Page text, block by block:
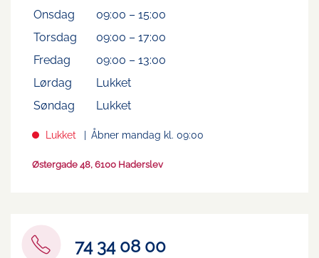
Onsdag
09:00 – 15:00
Torsdag
09:00 – 17:00
Fredag
09:00 – 13:00
Lørdag
Lukket
Søndag
Lukket
Lukket Åbner mandag kl. 09:00
Østergade 48, 6100 Haderslev
74 34 08 00